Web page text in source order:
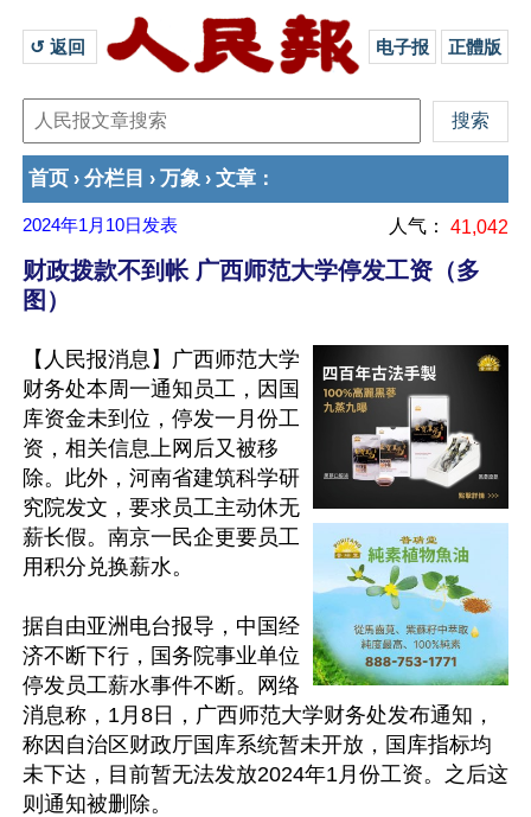
↺ 返回 电子报 正體版
首页 › 分栏目 › 万象 › 文章 ：
2024年1月10日 发表 人气： 41,042
财政拨款不到帐 广西师范大学停发工资（多
图）
【人民报消息】广西师范大学
财务处本周一通知员工，因国
库资金未到位，停发一月份工
资，相关信息上网后又被移
除。此外，河南省建筑科学研
究院发文，要求员工主动休无
薪长假。南京一民企更要员工
用积分兑换薪水。
据自由亚洲电台报导，中国经
济不断下行，国务院事业单位
停发员工薪水事件不断。网络
消息称，1月8日，广西师范大学财务处发布通知，
称因自治区财政厅国库系统暂未开放，国库指标均
未下达，目前暂无法发放2024年1月份工资。之后这
则通知被删除。